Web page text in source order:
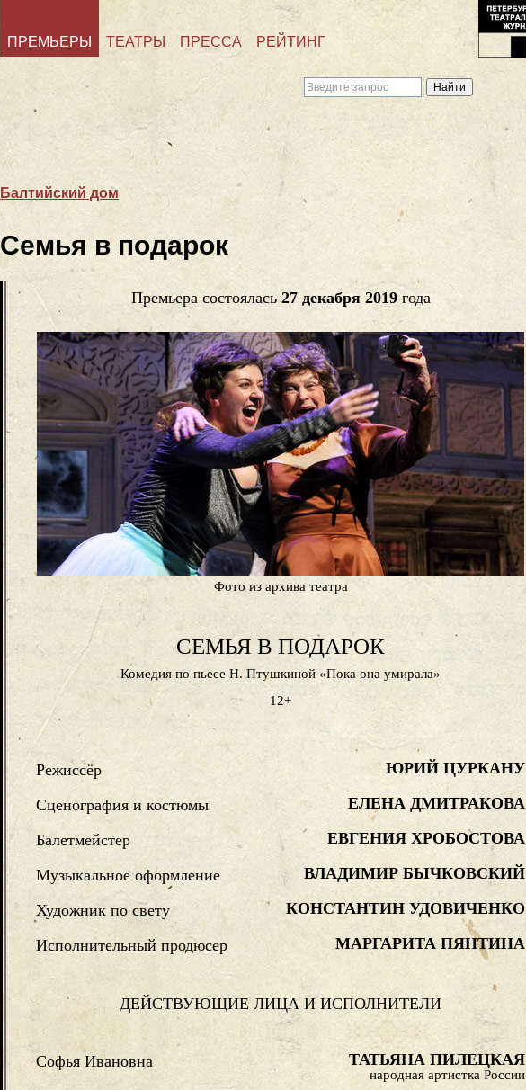
ПРЕМЬЕРЫ ТЕАТРЫ ПРЕССА РЕЙТИНГ
Балтийский дом
Семья в подарок
Премьера состоялась 27 декабря 2019года
Фото из архива театра
СЕМЬЯ В ПОДАРОК
Комедия по пьесе Н. Птушкиной «Пока она умирала»
12+
Режиссёр ЮРИЙ ЦУРКАНУ
Сценография и костюмы ЕЛЕНА ДМИТРАКОВА
Балетмейстер ЕВГЕНИЯ ХРОБОСТОВА
Музыкальное оформление ВЛАДИМИР БЫЧКОВСКИЙ
Художник по свету КОНСТАНТИН УДОВИЧЕНКО
Исполнительный продюсер МАРГАРИТА ПЯНТИНА
ДЕЙСТВУЮЩИЕ ЛИЦА И ИСПОЛНИТЕЛИ
Софья Ивановна ТАТЬЯНА ПИЛЕЦКАЯ
народная артистка России